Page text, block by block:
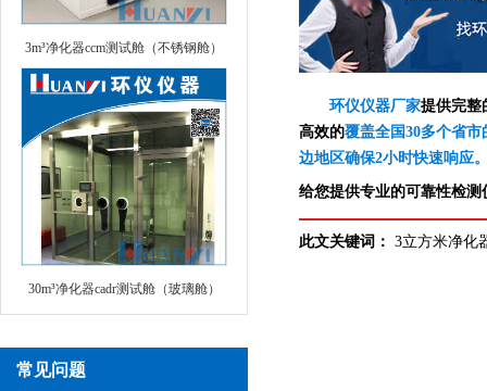
3m³净化器ccm测试舱（不锈钢舱）
30m³净化器cadr测试舱（玻璃舱）
常见问题
环仪仪器厂家提供完整
高效的覆盖全国30多个省
边地区确保2小时快速响应
给您提供专业的可靠性检测
此文关键词： 3立方米净化